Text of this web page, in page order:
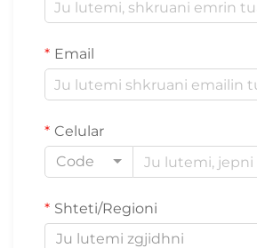
Email
Celular
Code
Shteti/Regioni
Ju lutemi zgjidhni